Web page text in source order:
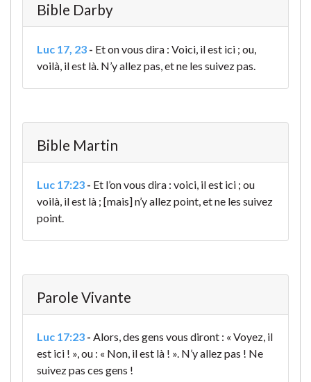
Bible Darby
Luc 17, 23 - Et on vous dira : Voici, il est ici ; ou,
voilà, il est là. N’y allez pas, et ne les suivez pas.
Bible Martin
Luc 17:23 - Et l’on vous dira : voici, il est ici ; ou
voilà, il est là ; [mais] n’y allez point, et ne les suivez
point.
Parole Vivante
Luc 17:23 - Alors, des gens vous diront : « Voyez, il
est ici ! », ou : « Non, il est là ! ». N’y allez pas ! Ne
suivez pas ces gens !